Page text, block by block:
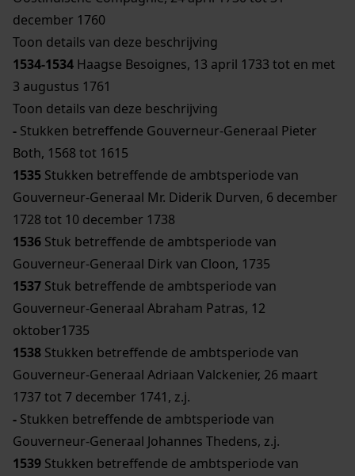
december 1760
Toon details van deze beschrijving
1534-1534 Haagse Besoignes, 13 april 1733 tot en met
3 augustus 1761
Toon details van deze beschrijving
- Stukken betreffende Gouverneur-Generaal Pieter
Both, 1568 tot 1615
1535 Stukken betreffende de ambtsperiode van
Gouverneur-Generaal Mr. Diderik Durven, 6 december
1728 tot 10 december 1738
1536 Stuk betreffende de ambtsperiode van
Gouverneur-Generaal Dirk van Cloon, 1735
1537 Stuk betreffende de ambtsperiode van
Gouverneur-Generaal Abraham Patras, 12
oktober1735
1538 Stukken betreffende de ambtsperiode van
Gouverneur-Generaal Adriaan Valckenier, 26 maart
1737 tot 7 december 1741, z.j.
- Stukken betreffende de ambtsperiode van
Gouverneur-Generaal Johannes Thedens, z.j.
1539 Stukken betreffende de ambtsperiode van